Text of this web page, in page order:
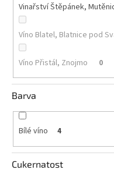
Cuvée
vína
Klarety
podle
jakosti
Víno
podle
obsahu
Vinařství Štěpánek,
Víno Blatel, Blatnice pod
Víno Přistál, Znojmo 0
Barva
Bílé víno 4
Cukernatost